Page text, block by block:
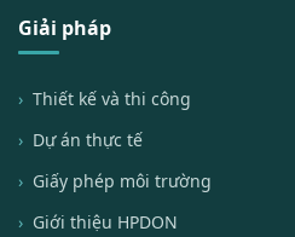
Giải pháp
Thiết kế và thi công
Dự án thực tế
Giấy phép môi trường
Giới thiệu HPDON